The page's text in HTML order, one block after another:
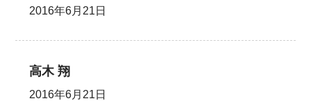
2016年6月21日
高木 翔
2016年6月21日